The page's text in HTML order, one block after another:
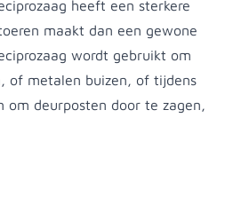
heeft een sterkere
maakt dan een gewone
wordt gebruikt om
of metalen buizen, of tijdens
om deurposten door te zagen,